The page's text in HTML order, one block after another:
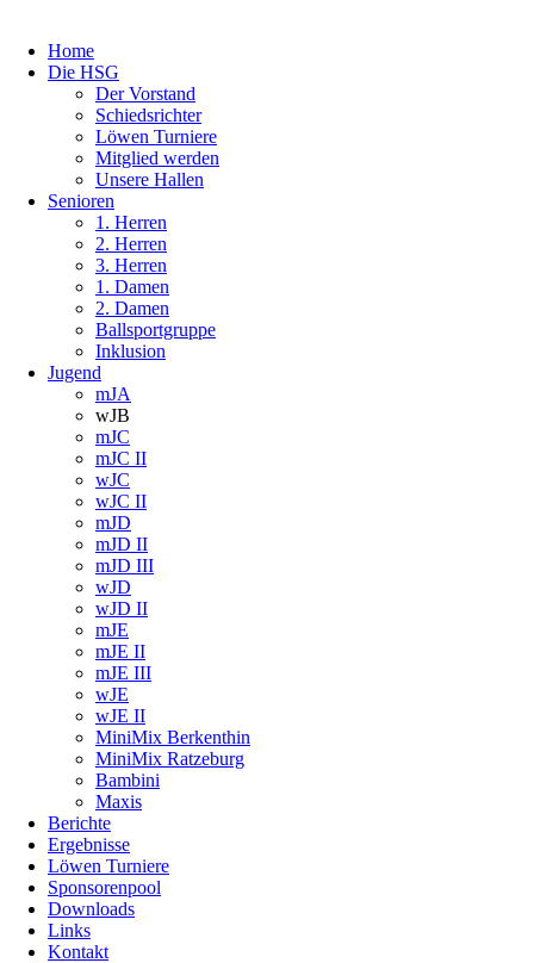
Home
Die HSG
Der Vorstand
Schiedsrichter
Löwen Turniere
Mitglied werden
Unsere Hallen
Senioren
1. Herren
2. Herren
3. Herren
1. Damen
2. Damen
Ballsportgruppe
Inklusion
Jugend
mJA
wJB
mJC
mJC II
wJC
wJC II
mJD
mJD II
mJD III
wJD
wJD II
mJE
mJE II
mJE III
wJE
wJE II
MiniMix Berkenthin
MiniMix Ratzeburg
Bambini
Maxis
Berichte
Ergebnisse
Löwen Turniere
Sponsorenpool
Downloads
Links
Kontakt